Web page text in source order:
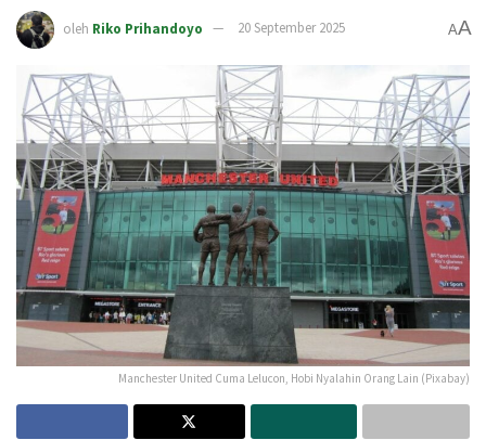
oleh Riko Prihandoyo 20 September 2025 AA
Manchester United Cuma Lelucon, Hobi Nyalahin Orang Lain (Pixabay)